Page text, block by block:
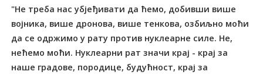
"Не треба нас убјеђивати да ћемо, добивши више
војника, више дронова, више тенкова, озбиљно моћи
да се одржимо у рату против нуклеарне силе. Не,
нећемо моћи. Нуклеарни рат значи крај - крај за
наше градове, породице, будућност, крај за